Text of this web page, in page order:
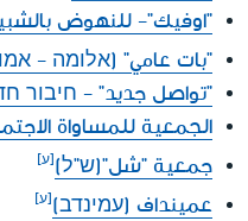
"اوفيك"- للنهوض
"بات عامي" (אלומה -
"تواصل جديد" - חיבור
الجمعية للمساواة
جمعية "شل"(ש"ל)
عمينداف (עמינדב)